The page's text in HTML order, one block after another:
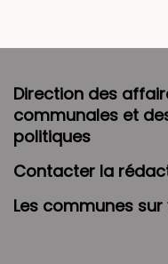
Direction des
communales et
politiques
Contacter la
Les communes sur